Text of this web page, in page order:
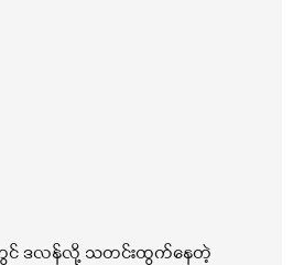
င် ဒလန်လို့ သတင်းထွက်နေတဲ့